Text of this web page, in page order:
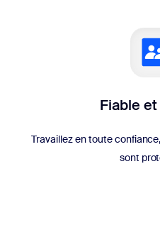
Fiable
Travaillez en toute
sont